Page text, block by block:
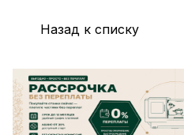
Назад к списку